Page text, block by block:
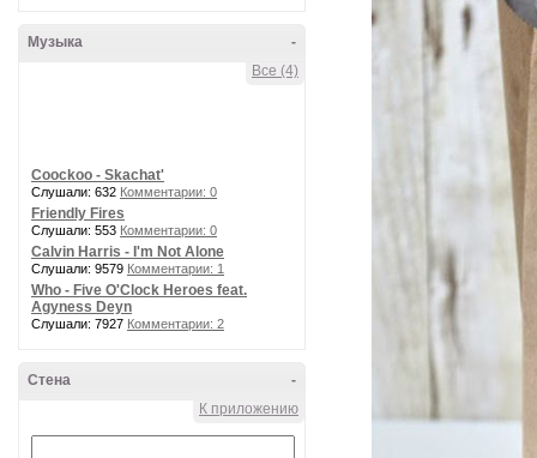
-
Музыка
Все (4)
Coockoo - Skachat'
Слушали: 632 Комментарии: 0
Friendly Fires
Слушали: 553 Комментарии: 0
Calvin Harris - I'm Not Alone
Слушали: 9579 Комментарии: 1
Who - Five O'Clock Heroes feat.
Agyness Deyn
Слушали: 7927 Комментарии: 2
-
Стена
К приложению